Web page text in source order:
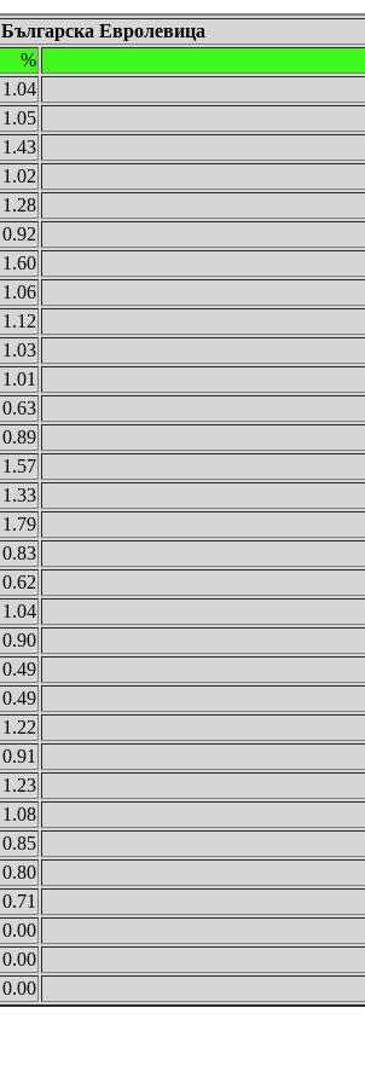
Българска Евролевица
%
1.04
1.05
1.43
1.02
1.28
0.92
1.60
1.06
1.12
1.03
1.01
0.63
0.89
1.57
1.33
1.79
0.83
0.62
1.04
0.90
0.49
0.49
1.22
0.91
1.23
1.08
0.85
0.80
0.71
0.00
0.00
0.00